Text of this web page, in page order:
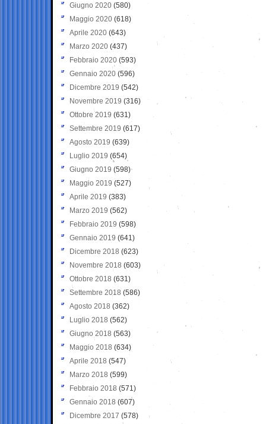
Giugno 2020 (580)
Maggio 2020 (618)
Aprile 2020 (643)
Marzo 2020 (437)
Febbraio 2020 (593)
Gennaio 2020 (596)
Dicembre 2019 (542)
Novembre 2019 (316)
Ottobre 2019 (631)
Settembre 2019 (617)
Agosto 2019 (639)
Luglio 2019 (654)
Giugno 2019 (598)
Maggio 2019 (527)
Aprile 2019 (383)
Marzo 2019 (562)
Febbraio 2019 (598)
Gennaio 2019 (641)
Dicembre 2018 (623)
Novembre 2018 (603)
Ottobre 2018 (631)
Settembre 2018 (586)
Agosto 2018 (362)
Luglio 2018 (562)
Giugno 2018 (563)
Maggio 2018 (634)
Aprile 2018 (547)
Marzo 2018 (599)
Febbraio 2018 (571)
Gennaio 2018 (607)
Dicembre 2017 (578)